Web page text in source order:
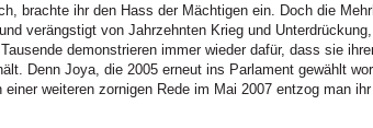
brachte ihr den Hass der Mächtigen ein. Doch die
verängstigt von Jahrzehnten Krieg und
demonstrieren immer wieder dafür, dass sie
Denn Joya, die 2005 erneut ins Parlament gewählt
weiteren zornigen Rede im Mai 2007 entzog man